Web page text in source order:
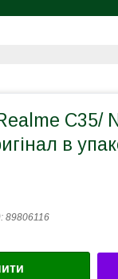
C35/
в
89806116